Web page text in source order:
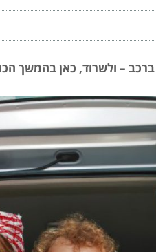
– ולשרוד, כאן בהמשך